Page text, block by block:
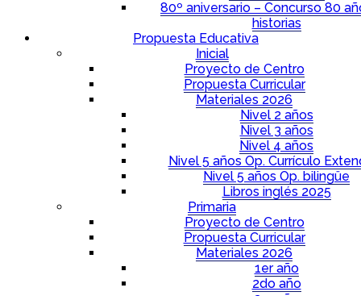
80º aniversario – Concurso 80
historias
Propuesta Educativa
Inicial
Proyecto de Centro
Propuesta Curricular
Materiales 2026
Nivel 2 años
Nivel 3 años
Nivel 4 años
Nivel 5 años Op. Currículo
Nivel 5 años Op. bilingüe
Libros inglés 2025
Primaria
Proyecto de Centro
Propuesta Curricular
Materiales 2026
1er año
2do año